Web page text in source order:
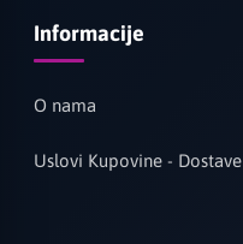
Informacije
O nama
Uslovi Kupovine - Dostave